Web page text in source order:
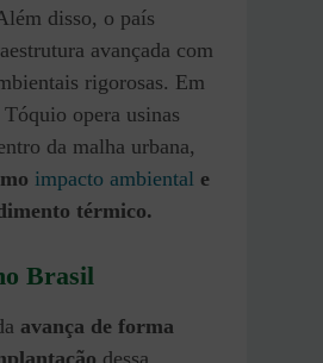
disso, o país
avançada com
rigorosas. Em
opera usinas
da malha urbana,
impacto ambiental e
térmico.
Brasil
avança de forma
dessa